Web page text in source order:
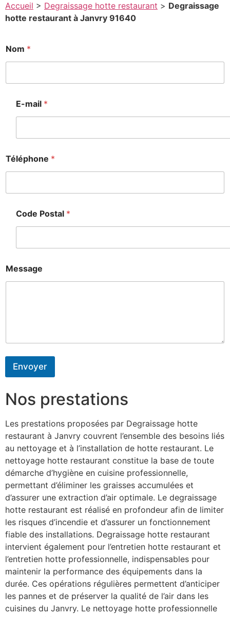
Accueil > Degraissage hotte restaurant > Degraissage
hotte restaurant à Janvry 91640
Nom *
E-mail *
Téléphone *
Code Postal *
Message
Envoyer
Nos prestations
Les prestations proposées par Degraissage hotte
restaurant à Janvry couvrent l’ensemble des besoins liés
au nettoyage et à l’installation de hotte restaurant. Le
nettoyage hotte restaurant constitue la base de toute
démarche d’hygiène en cuisine professionnelle,
permettant d’éliminer les graisses accumulées et
d’assurer une extraction d’air optimale. Le degraissage
hotte restaurant est réalisé en profondeur afin de limiter
les risques d’incendie et d’assurer un fonctionnement
fiable des installations. Degraissage hotte restaurant
intervient également pour l’entretien hotte restaurant et
l’entretien hotte professionnelle, indispensables pour
maintenir la performance des équipements dans la
durée. Ces opérations régulières permettent d’anticiper
les pannes et de préserver la qualité de l’air dans les
cuisines du Janvry. Le nettoyage hotte professionnelle